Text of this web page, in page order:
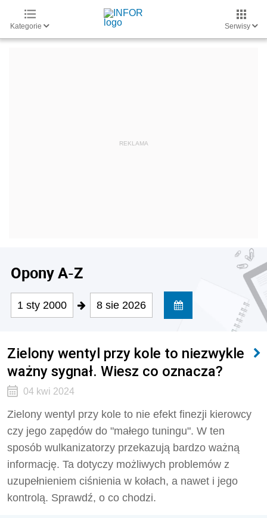
Kategorie Serwisy
Opony A-Z
1 sty 2000 8 sie 2026
Zielony wentyl przy kole to niezwykle
ważny sygnał. Wiesz co oznacza?
04 kwi 2024
Zielony wentyl przy kole to nie efekt finezji kierowcy
czy jego zapędów do "małego tuningu". W ten
sposób wulkanizatorzy przekazują bardzo ważną
informację. Ta dotyczy możliwych problemów z
uzupełnieniem ciśnienia w kołach, a nawet i jego
kontrolą. Sprawdź, o co chodzi.